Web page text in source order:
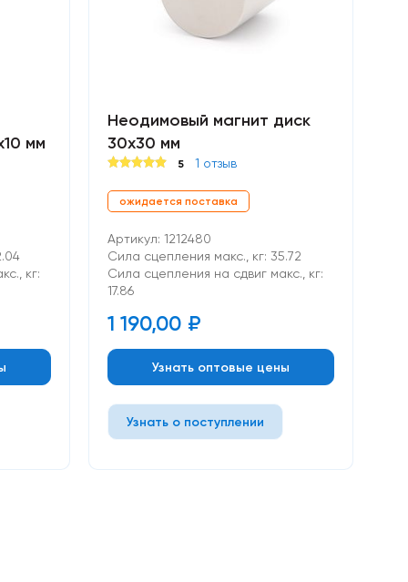
мм
кг:
Неодимовый магнит диск
30х30 мм
5 1 отзыв
ожидается поставка
Артикул: 1212480
Сила сцепления макс., кг: 35.72
Cила сцепления на сдвиг макс., кг:
17.86
1 190,00 ₽
Узнать оптовые цены
Узнать о поступлении